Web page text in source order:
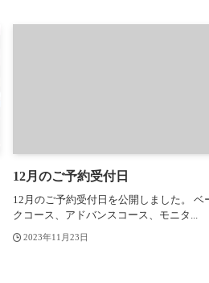
12月のご予約受付日
12月のご予約受付日を公開しました。 ベ
クコース、アドバンスコース、モニタ...
2023年11月23日